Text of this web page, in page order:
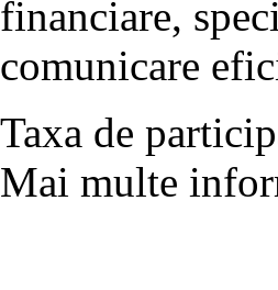
financiare,
comunicare
Taxa de
Mai multe